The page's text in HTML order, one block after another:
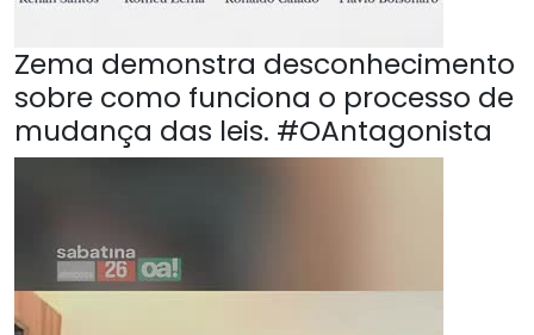
Zema demonstra desconhecimento
sobre como funciona o processo de
mudança das leis. #OAntagonista